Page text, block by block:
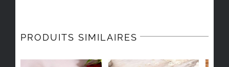
PRODUITS SIMILAIRES